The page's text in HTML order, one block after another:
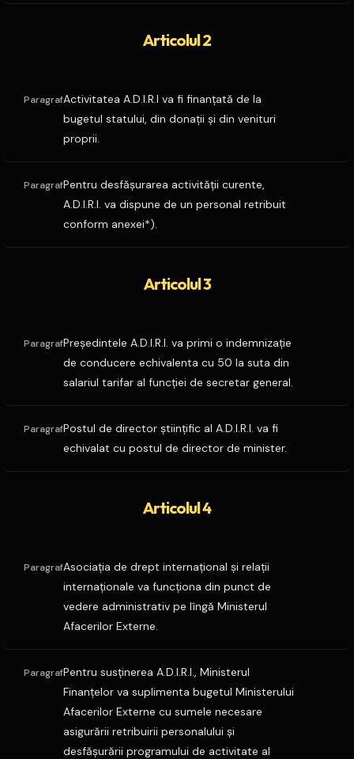
Articolul 2
ParagrafActivitatea A.D.I.R.I va fi finanţată de la
bugetul statului, din donaţii şi din venituri
proprii.
ParagrafPentru desfăşurarea activităţii curente,
A.D.I.R.I. va dispune de un personal retribuit
conform anexei*).
Articolul 3
ParagrafPreşedintele A.D.I.R.I. va primi o indemnizaţie
de conducere echivalenta cu 50 la suta din
salariul tarifar al funcţiei de secretar general.
ParagrafPostul de director ştiinţific al A.D.I.R.I. va fi
echivalat cu postul de director de minister.
Articolul 4
ParagrafAsociaţia de drept internaţional şi relaţii
internaţionale va funcţiona din punct de
vedere administrativ pe lîngă Ministerul
Afacerilor Externe.
ParagrafPentru susţinerea A.D.I.R.I., Ministerul
Finanţelor va suplimenta bugetul Ministerului
Afacerilor Externe cu sumele necesare
asigurării retribuirii personalului şi
desfăşurării programului de activitate al